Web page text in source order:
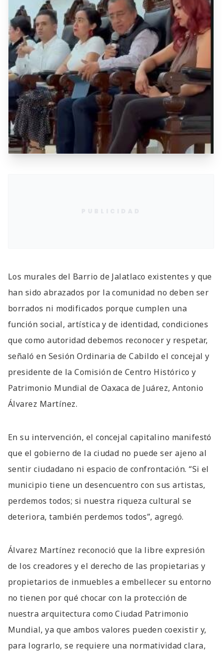
Los murales del Barrio de Jalatlaco existentes y que
han sido abrazados por la comunidad no deben ser
borrados ni modificados porque cumplen una
función social, artística y de identidad, condiciones
que como autoridad debemos reconocer y respetar,
señaló en Sesión Ordinaria de Cabildo el concejal y
presidente de la Comisión de Centro Histórico y
Patrimonio Mundial de Oaxaca de Juárez, Antonio
Álvarez Martínez.
En su intervención, el concejal capitalino manifestó
que el gobierno de la ciudad no puede ser ajeno al
sentir ciudadano ni espacio de confrontación. “Si el
municipio tiene un desencuentro con sus artistas,
perdemos todos; si nuestra riqueza cultural se
deteriora, también perdemos todos”, agregó.
Álvarez Martínez reconoció que la libre expresión
de los creadores y el derecho de las propietarias y
propietarios de inmuebles a embellecer su entorno
no tienen por qué chocar con la protección de
nuestra arquitectura como Ciudad Patrimonio
Mundial, ya que ambos valores pueden coexistir y,
para lograrlo, se requiere una normatividad clara,